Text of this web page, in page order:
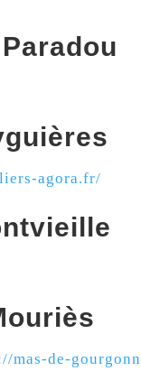
agora.fr/
mas-de-